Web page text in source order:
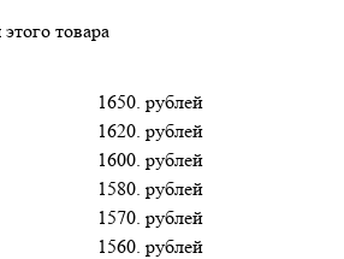
товара
1650. рублей
1620. рублей
1600. рублей
1580. рублей
1570. рублей
1560. рублей